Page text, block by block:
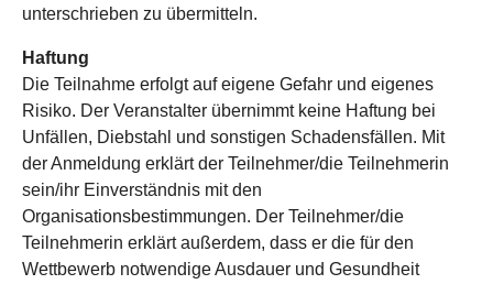
unterschrieben zu übermitteln.
Haftung
Die Teilnahme erfolgt auf eigene Gefahr und eigenes
Risiko. Der Veranstalter übernimmt keine Haftung bei
Unfällen, Diebstahl und sonstigen Schadensfällen. Mit
der Anmeldung erklärt der Teilnehmer/die Teilnehmerin
sein/ihr Einverständnis mit den
Organisationsbestimmungen. Der Teilnehmer/die
Teilnehmerin erklärt außerdem, dass er die für den
Wettbewerb notwendige Ausdauer und Gesundheit